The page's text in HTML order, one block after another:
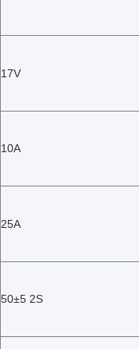
17V
10A
25A
50±5 2S